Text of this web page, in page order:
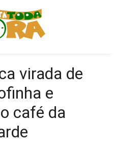
virada de
e
café da